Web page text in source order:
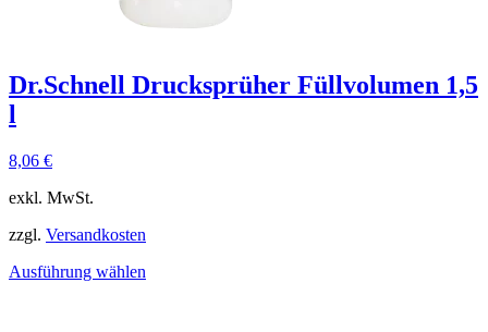
Dr.Schnell Drucksprüher Füllvolumen 1,5
l
8,06 €
exkl. MwSt.
zzgl. Versandkosten
Ausführung wählen